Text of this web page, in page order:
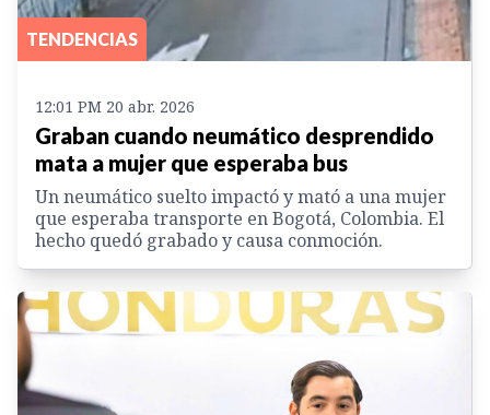
TENDENCIAS
12:01 PM 20 abr. 2026
Graban cuando neumático desprendido
mata a mujer que esperaba bus
Un neumático suelto impactó y mató a una mujer
que esperaba transporte en Bogotá, Colombia. El
hecho quedó grabado y causa conmoción.